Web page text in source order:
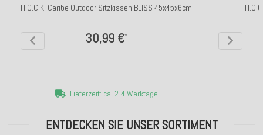
H.O.C.K. Caribe Outdoor Sitzkissen BLISS 45x45x6cm
30,99 €*
Lieferzeit: ca. 2-4 Werktage
ENTDECKEN SIE UNSER SORTIMENT